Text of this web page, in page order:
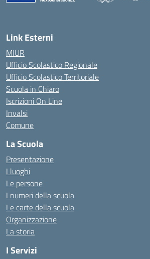
— Visita la
Link Esterni
MIUR
Ufficio Scolastico Regionale
Ufficio Scolastico Territoriale
Scuola in Chiaro
Iscrizioni On Line
Invalsi
Comune
La Scuola
Presentazione
I luoghi
Le persone
I numeri della scuola
Le carte della scuola
Organizzazione
La storia
I Servizi